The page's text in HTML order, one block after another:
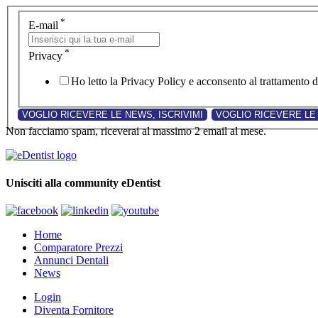
E-mail *
Privacy *
Ho letto la Privacy Policy e acconsento al trattamento
Non facciamo spam, riceverai al massimo 2 email al mese.
Unisciti alla community eDentist
Home
Comparatore Prezzi
Annunci Dentali
News
Login
Diventa Fornitore